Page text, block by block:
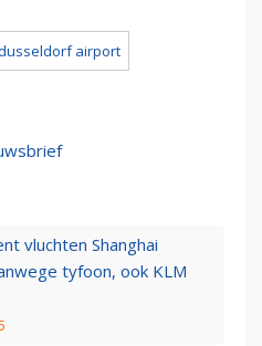
airport
vluchten Shanghai
tyfoon, ook KLM